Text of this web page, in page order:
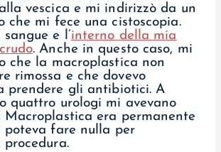
vescica e mi indirizzò da un
che mi fece una cistoscopia.
e l’ interno della mia
. Anche in questo caso, mi
che la macroplastica non
rimossa e che dovevo
prendere gli antibiotici. A
quattro urologi mi avevano
era permanente
poteva fare nulla per